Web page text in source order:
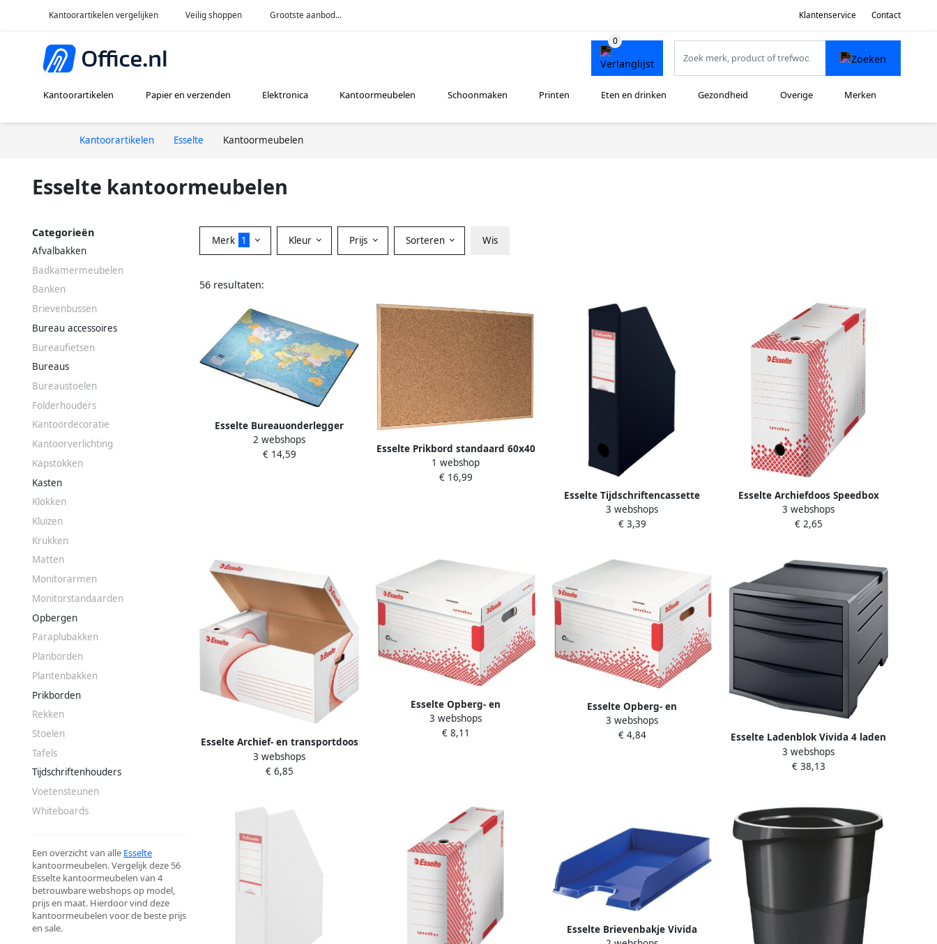
Kantoorartikelen vergelijken Veilig shoppen Grootste aanbod... Klantenservice Contact
Kantoorartikelen Papier en verzenden Elektronica Kantoormeubelen Schoonmaken Printen Eten en drinken Gezondheid Overige Merken
Kantoorartikelen Esselte Kantoormeubelen
Esselte kantoormeubelen
Categorieën
Afvalbakken
Badkamermeubelen
Banken
Brievenbussen
Bureau accessoires
Bureaufietsen
Bureaus
Bureaustoelen
Folderhouders
Kantoordecoratie
Kantoorverlichting
Kapstokken
Kasten
Klokken
Kluizen
Krukken
Matten
Monitorarmen
Monitorstandaarden
Opbergen
Paraplubakken
Planborden
Plantenbakken
Prikborden
Rekken
Stoelen
Tafels
Tijdschriftenhouders
Voetensteunen
Whiteboards
Een overzicht van alle Esselte
kantoormeubelen. Vergelijk deze 56
Esselte kantoormeubelen van 4
betrouwbare webshops op model,
prijs en maat. Hierdoor vind deze
kantoormeubelen voor de beste prijs
en sale.
Merk 1 Kleur Prijs Sorteren Wis
56 resultaten:
Esselte Bureauonderlegger
Europost wereldkaart 40x53 cm
2 webshops
€ 14,59
Esselte Prikbord standaard 60x40
cm kurk
1 webshop
€ 16,99
Esselte Tijdschriftencassette
VIVIDA opvouwbaar A4 zwart
3 webshops
€ 3,39
Esselte Archiefdoos Speedbox
150x250x350mm wit
3 webshops
€ 2,65
Esselte Archief- en transportdoos
met deksel 560x265x380mm wit
3 webshops
€ 6,85
Esselte Opberg- en
transportdoos Speedbox
367x263x325mm wit
3 webshops
€ 8,11
Esselte Opberg- en
transportdoos Speedbox
392x301x334mm wit
3 webshops
€ 4,84
Esselte Ladenblok Vivida 4 laden
zwart
3 webshops
€ 38,13
Esselte Brievenbakje Vivida